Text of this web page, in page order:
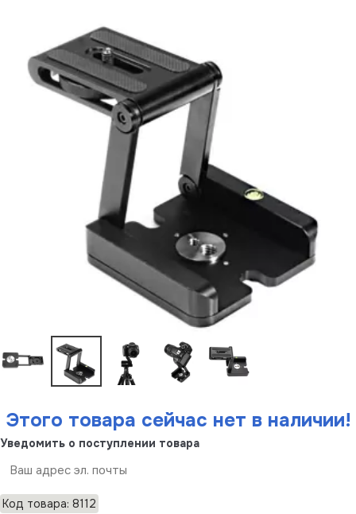
Этого товара сейчас нет в наличии!
Уведомить о поступлении товара
Код товара: 8112